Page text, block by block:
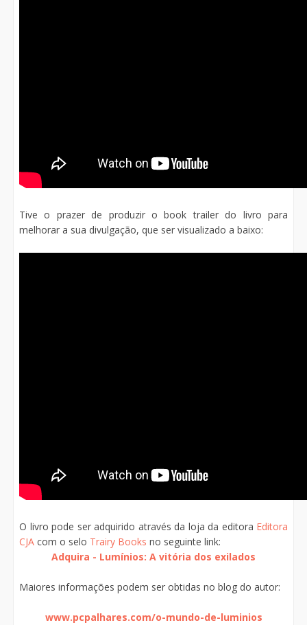
Tive o prazer de produzir o book trailer do livro para
melhorar a sua divulgação, que ser visualizado a baixo:
O livro pode ser adquirido através da loja da editora Editora
CJA com o selo Trairy Books no seguinte link:
Adquira - Lumínios: A vitória dos exilados
Maiores informações podem ser obtidas no blog do autor:
www.pcpalhares.com/o-mundo-de-luminios